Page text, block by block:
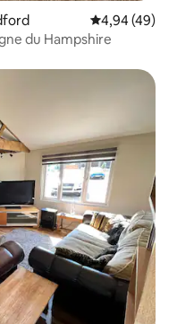
Évaluation
4,94 (49)
du Hampshire
appréciés